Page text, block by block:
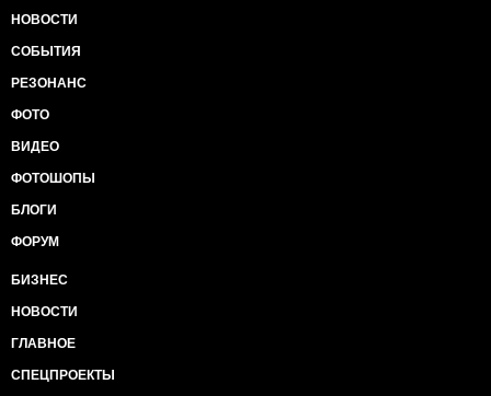
НОВОСТИ
СОБЫТИЯ
РЕЗОНАНС
ФОТО
ВИДЕО
ФОТОШОПЫ
БЛОГИ
ФОРУМ
БИЗНЕС
НОВОСТИ
ГЛАВНОЕ
СПЕЦПРОЕКТЫ